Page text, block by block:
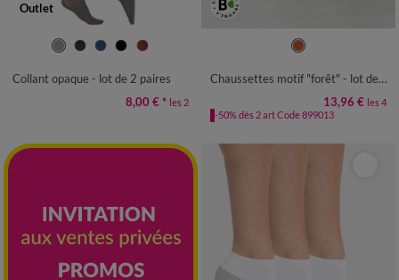
Outlet
1/2 3/4 5/6 7/8 9/10
Collant opaque - lot de 2 paires
8,00 € * les 2
35/38 39/42
Chaussettes motif "forêt" - lot de 4 paires
13,96 € les 4
-50% dès 2 art Code 899013